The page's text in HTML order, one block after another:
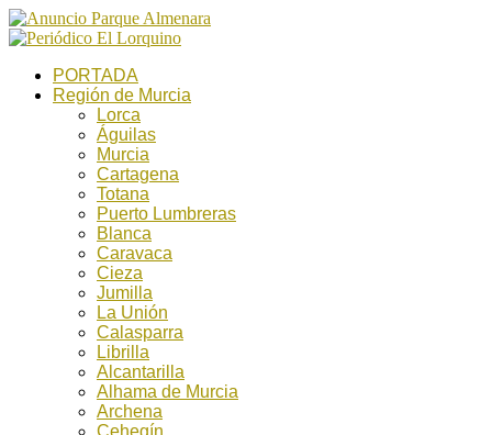
PORTADA
Región de Murcia
Lorca
Águilas
Murcia
Cartagena
Totana
Puerto Lumbreras
Blanca
Caravaca
Cieza
Jumilla
La Unión
Calasparra
Librilla
Alcantarilla
Alhama de Murcia
Archena
Cehegín